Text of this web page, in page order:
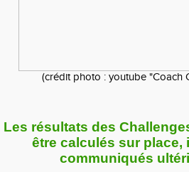
(crédit photo : youtube "Coach
Les résultats des
être calculés sur place,
communiqués